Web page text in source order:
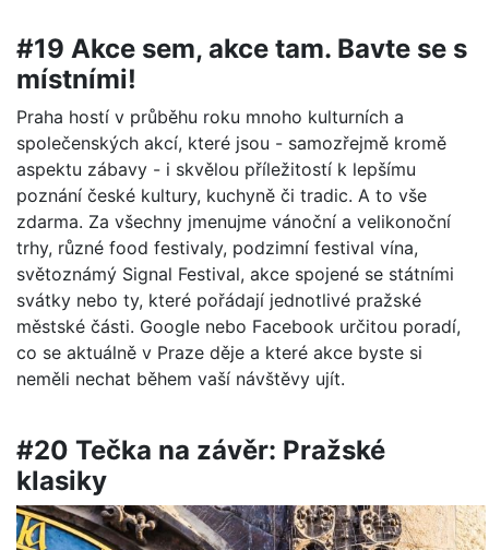
#19 Akce sem, akce tam. Bavte se s
místními!
Praha hostí v průběhu roku mnoho kulturních a
společenských akcí, které jsou - samozřejmě kromě
aspektu zábavy - i skvělou příležitostí k lepšímu
poznání české kultury, kuchyně či tradic. A to vše
zdarma. Za všechny jmenujme vánoční a velikonoční
trhy, různé food festivaly, podzimní festival vína,
světoznámý Signal Festival, akce spojené se státními
svátky nebo ty, které pořádají jednotlivé pražské
městské části. Google nebo Facebook určitou poradí,
co se aktuálně v Praze děje a které akce byste si
neměli nechat během vaší návštěvy ujít.
#20 Tečka na závěr: Pražské
klasiky